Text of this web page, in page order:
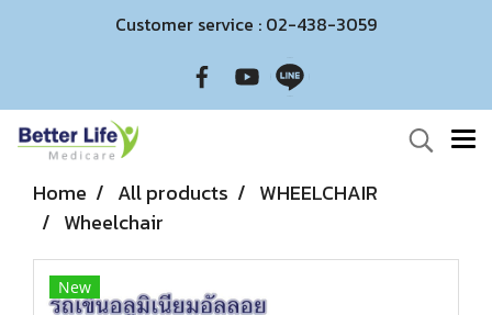
Customer service : 02-438-3059
Home All products
WHEELCHAIR
Wheelchair
New